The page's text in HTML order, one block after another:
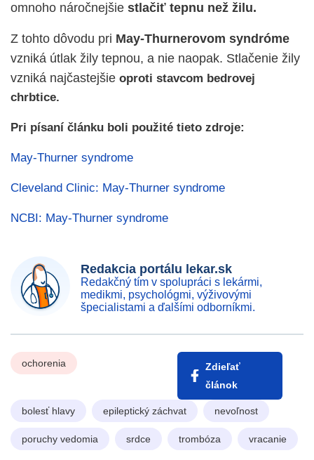
omnoho náročnejšie stlačiť tepnu než žilu.
Z tohto dôvodu pri May-Thurnerovom syndróme
vzniká útlak žily tepnou, a nie naopak. Stlačenie žily
vzniká najčastejšie oproti stavcom bedrovej
chrbtice.
Pri písaní článku boli použité tieto zdroje:
May-Thurner syndrome
Cleveland Clinic: May-Thurner syndrome
NCBI: May-Thurner syndrome
Redakcia portálu lekar.sk
Redakčný tím v spolupráci s lekármi,
medikmi, psychológmi, výživovými
špecialistami a ďalšími odborníkmi.
ochorenia
Zdieľať
článok
bolesť hlavy epileptický záchvat nevoľnost
poruchy vedomia srdce trombóza vracanie